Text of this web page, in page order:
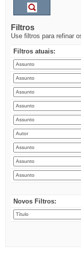
Filtros
Use filtros para refinar
Filtros atuais:
Novos Filtros: